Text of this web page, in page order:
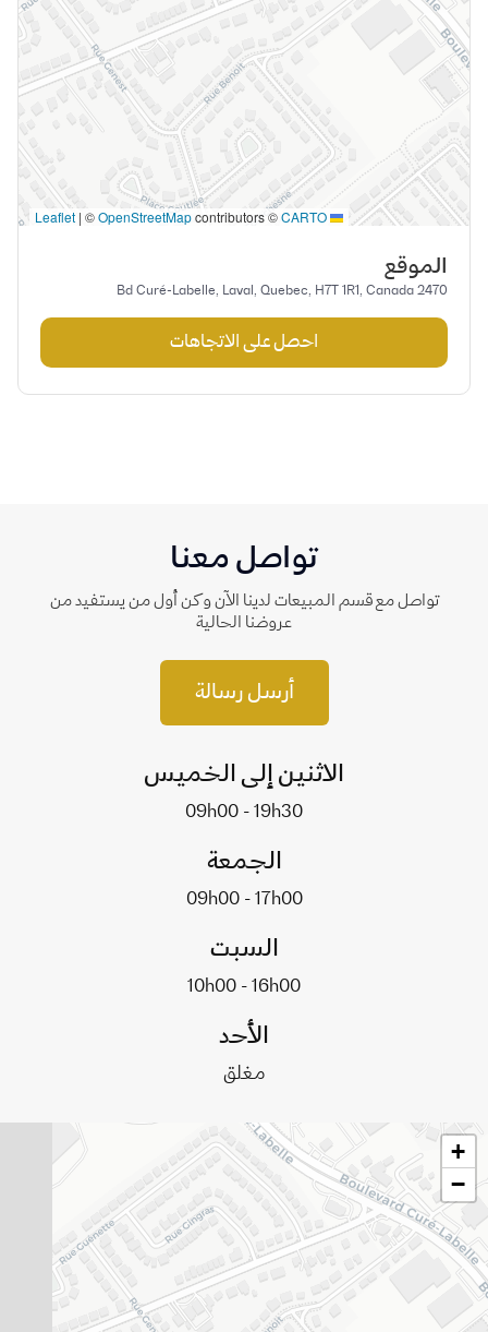
| ©OpenStreetMapcontributors ©CARTO
الموقع
2470 Bd Curé-Labelle, Laval, Quebec, H7T 1R1, Canada
احصل على الاتجاهات
تواصل معنا
تواصل مع قسم المبيعات لدينا الآن وكن أول من يستفيد من
عروضنا الحالية
أرسل رسالة
الاثنين إلى الخميس
09h00 - 19h30
الجمعة
09h00 - 17h00
السبت
10h00 - 16h00
الأحد
مغلق
+
−